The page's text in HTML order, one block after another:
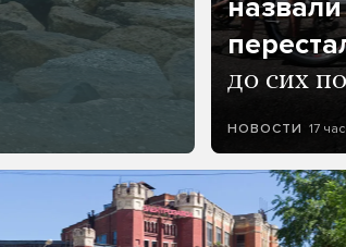
до сих
НОВОСТИ 17